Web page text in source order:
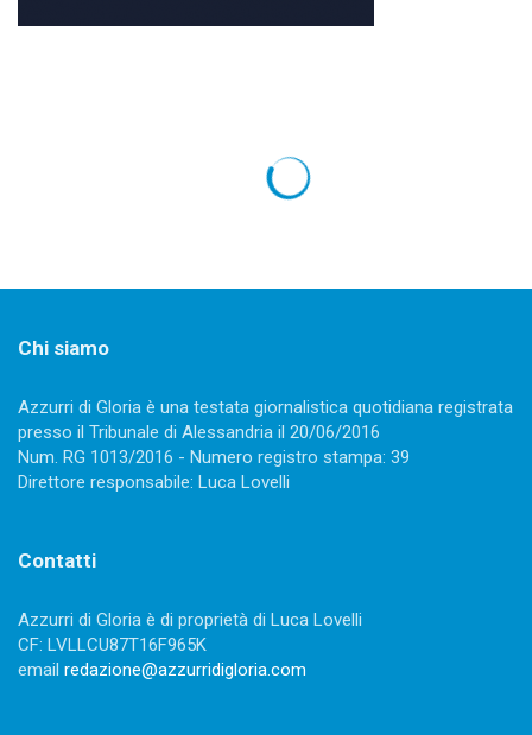
Chi siamo
Azzurri di Gloria è una testata giornalistica quotidiana registrata
presso il Tribunale di Alessandria il 20/06/2016
Num. RG 1013/2016 - Numero registro stampa: 39
Direttore responsabile: Luca Lovelli
Contatti
Azzurri di Gloria è di proprietà di Luca Lovelli
CF: LVLLCU87T16F965K
email redazione@azzurridigloria.com